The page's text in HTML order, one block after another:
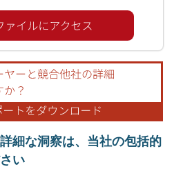
細な洞察は、当社の包括的
い